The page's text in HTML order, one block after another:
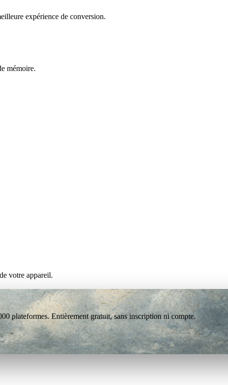
expérience de conversion.
mémoire.
votre appareil.
plateformes. Entièrement gratuit, sans inscription ni compte.